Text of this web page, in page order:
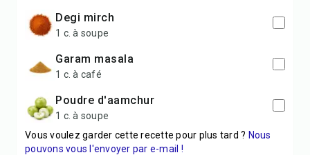
degi mirch
1 c. à soupe
garam masala
1 c. à café
poudre d'aamchur
1 c. à soupe
Vous voulez garder cette recette pour plus tard ? Nous
pouvons vous l'envoyer par e-mail !